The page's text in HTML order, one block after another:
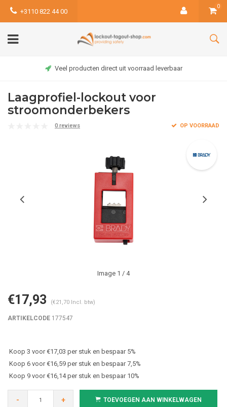
+3110 822 44 00
0
Veel producten direct uit voorraad leverbaar
Laagprofiel-lockout voor
stroomonderbekers
0 reviews OP VOORRAAD
Image 1 / 4
€17,93 (€21,70 Incl. btw)
ARTIKELCODE 177547
Koop 3 voor €17,03 per stuk en bespaar 5%
Koop 6 voor €16,59 per stuk en bespaar 7,5%
Koop 9 voor €16,14 per stuk en bespaar 10%
- + TOEVOEGEN AAN WINKELWAGEN